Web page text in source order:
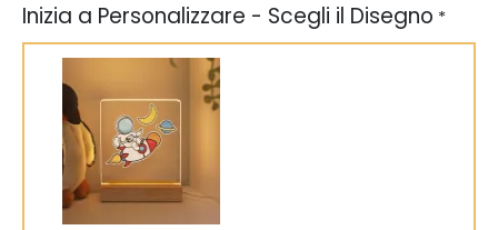
Inizia a Personalizzare - Scegli il Disegno *